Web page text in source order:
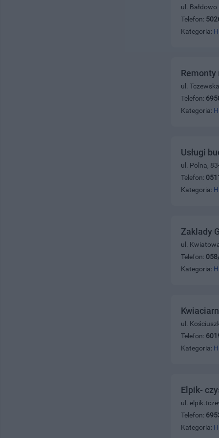
ul. Bałdowo
Telefon:
Kategoria:
Remonty
ul.
Telefon:
Kategoria:
Usługi
ul. Polna,
Telefon:
Kategoria:
Zaklady
ul.
Telefon:
Kategoria:
ul.
Telefon:
Kategoria:
Elpik-
ul.
Telefon:
Kategoria: